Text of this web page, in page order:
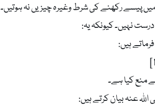
پیسے رکھنے کی شرط وغیرہ چیزیں نہ ہوتیں۔
نہیں۔ کیونکہ یہ:
منع کیا ہے۔